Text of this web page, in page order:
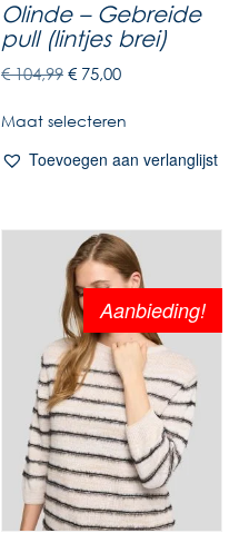
Olinde – Gebreide
pull (lintjes brei)
€104,99 €75,00
Maat selecteren
Toevoegen aan verlanglijst
Aanbieding!